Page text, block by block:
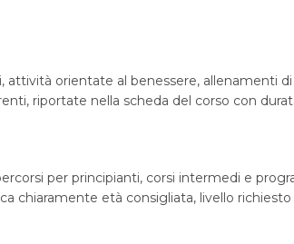
orientate al benessere, allenamenti di
riportate nella scheda del corso con
per principianti, corsi intermedi e
chiaramente età consigliata, livello